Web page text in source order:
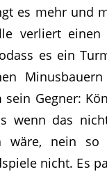
es mehr und
verliert einen
es ein
Gegner:
wenn das
wäre, nein so
nicht. Es